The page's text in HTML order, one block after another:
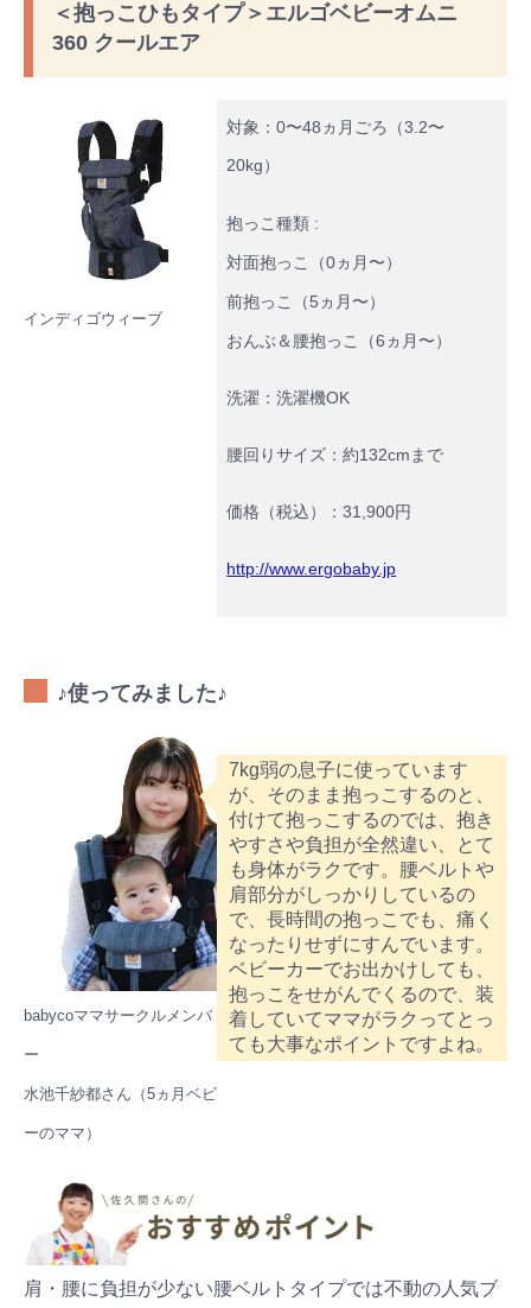
＜抱っこひもタイプ＞エルゴベビーオムニ
360 クールエア
インディゴウィーブ
対象：0〜48ヵ月ごろ（3.2〜
20kg）
抱っこ種類 :
対面抱っこ（0ヵ月〜）
前抱っこ（5ヵ月〜）
おんぶ＆腰抱っこ（6ヵ月〜）
洗濯：洗濯機OK
腰回りサイズ：約132cmまで
価格（税込）：31,900円
http://www.ergobaby.jp
♪使ってみました♪
babycoママサークルメンバ
ー
水池千紗都さん（5ヵ月ベビ
ーのママ）
7kg弱の息子に使っています
が、そのまま抱っこするのと、
付けて抱っこするのでは、抱き
やすさや負担が全然違い、とて
も身体がラクです。腰ベルトや
肩部分がしっかりしているの
で、長時間の抱っこでも、痛く
なったりせずにすんでいます。
ベビーカーでお出かけしても、
抱っこをせがんでくるので、装
着していてママがラクってとっ
ても大事なポイントですよね。
肩・腰に負担が少ない腰ベルトタイプでは不動の人気ブ
検索
#プレゼント #教育 #0歳 #母乳
プレゼント&